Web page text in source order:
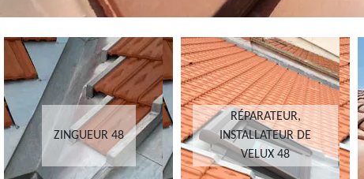
RÉPARATEUR,
INSTALLATEUR DE
VELUX 48
CHANGEMENT DE
TOITURE ET TUILE 48